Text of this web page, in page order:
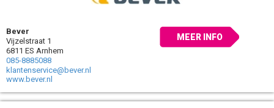
Bever
Vijzelstraat 1
6811 ES Arnhem
085-8885088
klantenservice@bever.nl
www.bever.nl
MEER INFO